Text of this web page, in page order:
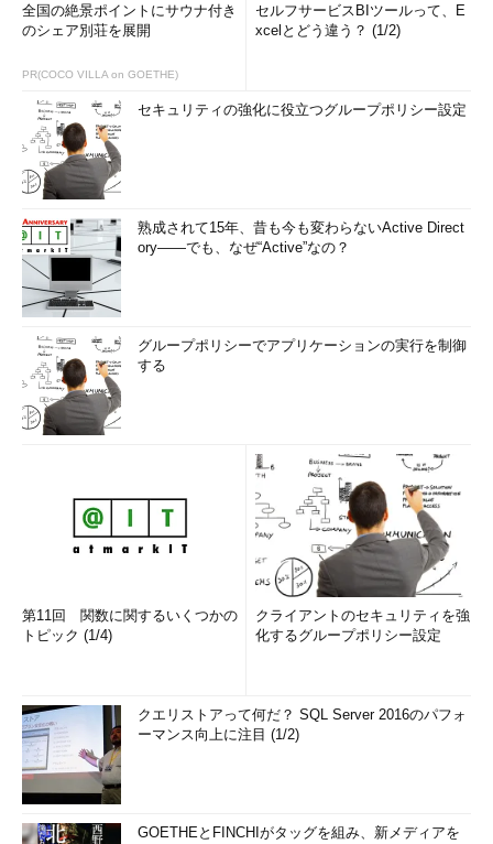
全国の絶景ポイントにサウナ付き
のシェア別荘を展開
PR(COCO VILLA on GOETHE)
セルフサービスBIツールって、E
xcelとどう違う？ (1/2)
セキュリティの強化に役立つグループポリシー設定
熟成されて15年、昔も今も変わらないActive Direct
ory――でも、なぜ“Active”なの？
グループポリシーでアプリケーションの実行を制御
する
第11回 関数に関するいくつかの
トピック (1/4)
クライアントのセキュリティを強
化するグループポリシー設定
クエリストアって何だ？ SQL Server 2016のパフォ
ーマンス向上に注目 (1/2)
GOETHEとFINCHIがタッグを組み、新メディアを